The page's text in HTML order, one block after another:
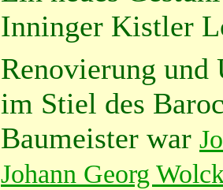
Inninger Kistler
Renovierung und
im Stiel des
Baumeister war
Johann Georg